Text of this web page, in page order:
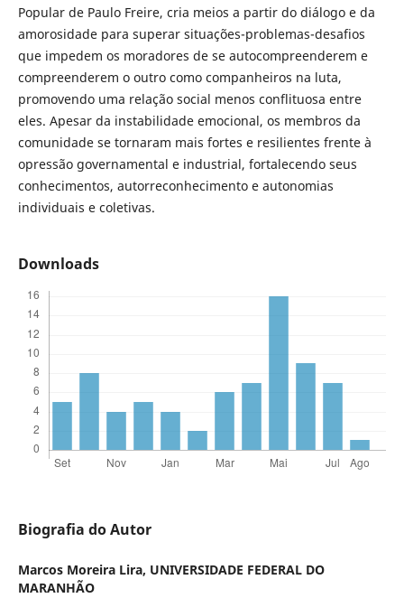
Popular de Paulo Freire, cria meios a partir do diálogo e da
amorosidade para superar situações-problemas-desafios
que impedem os moradores de se autocompreenderem e
compreenderem o outro como companheiros na luta,
promovendo uma relação social menos conflituosa entre
eles. Apesar da instabilidade emocional, os membros da
comunidade se tornaram mais fortes e resilientes frente à
opressão governamental e industrial, fortalecendo seus
conhecimentos, autorreconhecimento e autonomias
individuais e coletivas.
Downloads
Biografia do Autor
Marcos Moreira Lira, UNIVERSIDADE FEDERAL DO
MARANHÃO